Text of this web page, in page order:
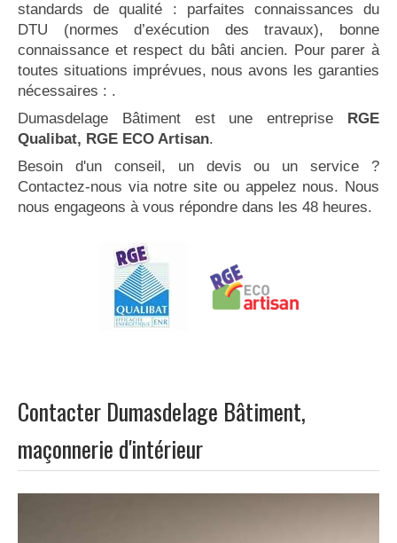
standards de qualité : parfaites connaissances du
DTU (normes d’exécution des travaux), bonne
connaissance et respect du bâti ancien. Pour parer à
toutes situations imprévues, nous avons les garanties
nécessaires : .
Dumasdelage Bâtiment est une entreprise RGE
Qualibat, RGE ECO Artisan.
Besoin d'un conseil, un devis ou un service ?
Contactez-nous via notre site ou appelez nous. Nous
nous engageons à vous répondre dans les 48 heures.
Contacter Dumasdelage Bâtiment,
maçonnerie d'intérieur